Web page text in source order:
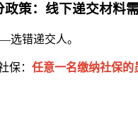
政策：线下递交材料
错递交人。
保： 任意一名缴纳社保的